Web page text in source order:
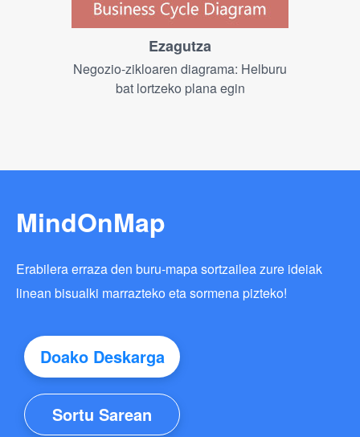
Ezagutza
Negozio-zikloaren diagrama: Helburu
bat lortzeko plana egin
MindOnMap
Erabilera erraza den buru-mapa sortzailea zure ideiak
linean bisualki marrazteko eta sormena pizteko!
Doako Deskarga
Sortu Sarean